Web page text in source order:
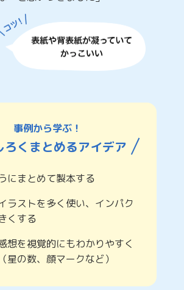
事例から学ぶ！
ろくまとめるアイデア
にまとめて製本する
ラストを多く使い、インパク
くする
想を視覚的にもわかりやすく
星の数、顔マークなど）